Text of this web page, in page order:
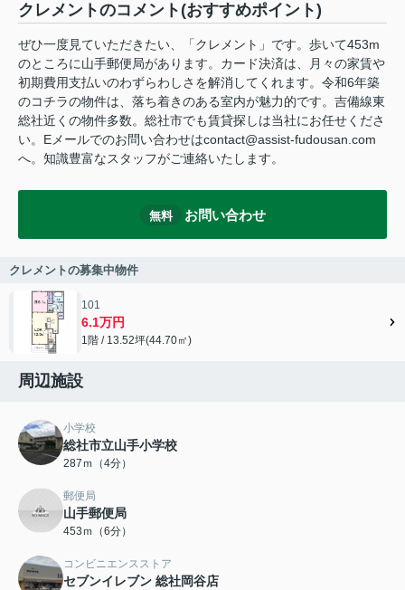
クレメントのコメント(おすすめポイント)
ぜひ一度見ていただきたい、「クレメント」です。歩いて453m
のところに山手郵便局があります。カード決済は、月々の家賃や
初期費用支払いのわずらわしさを解消してくれます。令和6年築
のコチラの物件は、落ち着きのある室内が魅力的です。吉備線東
総社近くの物件多数。総社市でも賃貸探しは当社にお任せくださ
い。Eメールでのお問い合わせはcontact@assist-fudousan.com
へ。知識豊富なスタッフがご連絡いたします。
無料 お問い合わせ
クレメントの募集中物件
101
6.1万円
1階 / 13.52坪(44.70㎡)
周辺施設
小学校
総社市立山手小学校
287ｍ（4分）
郵便局
山手郵便局
453ｍ（6分）
コンビニエンスストア
セブンイレブン 総社岡谷店